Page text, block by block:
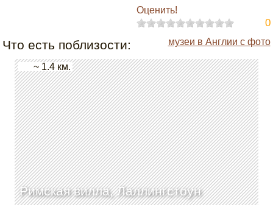
Оценить!
0
Что есть поблизости: музеи в Англии с фото
Римская вилла, Лаллингстоун
~ 1.4 км.